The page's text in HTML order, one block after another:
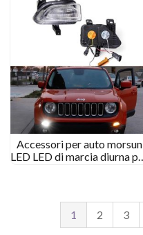
Accessori per auto morsun
LED LED di marcia diurna per
1
2 3